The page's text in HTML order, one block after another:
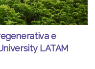
e
LATAM